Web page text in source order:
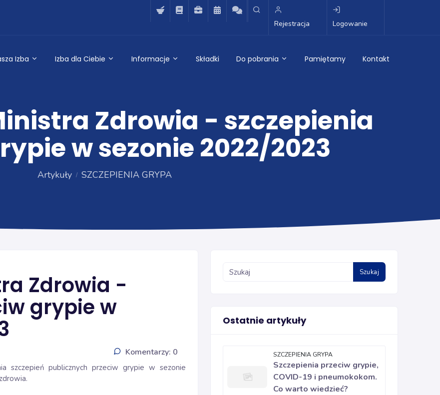
Rejestracja Logowanie
Izba Izba dla Ciebie Informacje Składki Do pobrania Pamiętamy Kontakt
Zdrowia - szczepienia
w sezonie 2022/2023
Artykuły SZCZEPIENIA GRYPA
Zdrowia -
grypie w
Komentarzy: 0
szczepień publicznych przeciw grypie w sezonie
Szukaj
Ostatnie artykuły
SZCZEPIENIA GRYPA
Szczepienia przeciw grypie,
COVID-19 i pneumokokom.
Co warto wiedzieć?